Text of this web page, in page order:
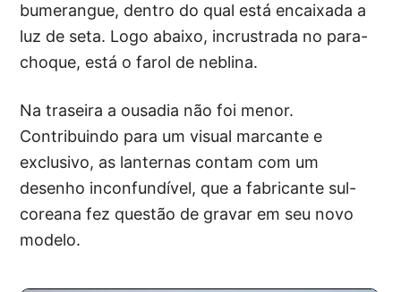
bumerangue, dentro do qual está encaixada a
luz de seta. Logo abaixo, incrustrada no para-
choque, está o farol de neblina.
Na traseira a ousadia não foi menor.
Contribuindo para um visual marcante e
exclusivo, as lanternas contam com um
desenho inconfundível, que a fabricante sul-
coreana fez questão de gravar em seu novo
modelo.